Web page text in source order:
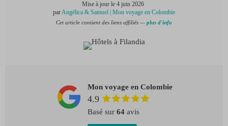
Mise à jour le 4 juin 2026
parAngélica & Samuel | Mon voyage en Colombie
Cet article contient des liens affiliés — plus d'info
Mon voyage en Colombie
4.9
Basé sur 64 avis